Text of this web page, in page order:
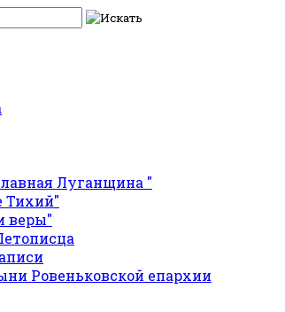
Луганщина "
Тихий"
веры"
Ровеньковской епархии